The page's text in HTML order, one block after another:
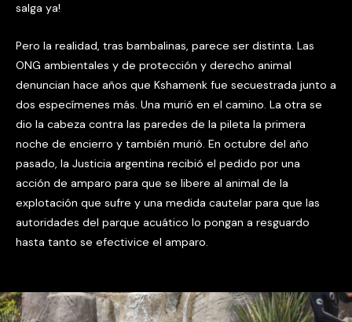
salga ya!
Pero la realidad, tras bambalinas, parece ser distinta. Las
ONG ambientales y de protección y derecho animal
denuncian hace años que Kshamenk fue secuestrada junto a
dos especímenes más. Una murió en el camino. La otra se
dio la cabeza contra las paredes de la pileta la primera
noche de encierro y también murió. En octubre del año
pasado, la Justicia argentina recibió el pedido por una
acción de amparo para que se libere al animal de la
explotación que sufre y una medida cautelar para que las
autoridades del parque acuático lo pongan a resguardo
hasta tanto se efectivice el amparo.